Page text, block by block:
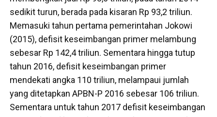
sedikit turun, berada pada kisaran Rp 93,2 triliun.
Memasuki tahun pertama pemerintahan Jokowi
(2015), defisit keseimbangan primer melambung
sebesar Rp 142,4 triliun. Sementara hingga tutup
tahun 2016, defisit keseimbangan primer
mendekati angka 110 triliun, melampaui jumlah
yang ditetapkan APBN-P 2016 sebesar 106 triliun.
Sementara untuk tahun 2017 defisit keseimbangan